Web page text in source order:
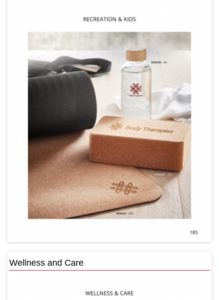
Wellness and Care